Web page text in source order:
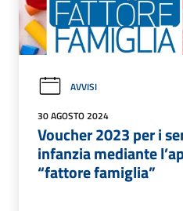
AVVISI
30 AGOSTO 2024
Voucher 2023 per i
infanzia mediante
“fattore famiglia”